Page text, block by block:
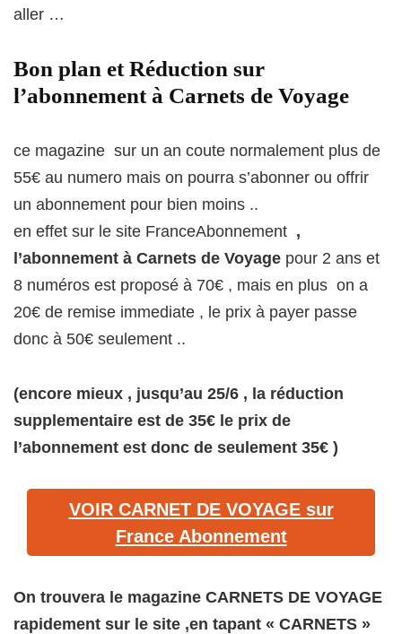
aller …
Bon plan et Réduction sur
l’abonnement à Carnets de Voyage
ce magazine sur un an coute normalement plus de
55€ au numero mais on pourra s’abonner ou offrir
un abonnement pour bien moins ..
en effet sur le site FranceAbonnement ,
l’abonnement à Carnets de Voyage pour 2 ans et
8 numéros est proposé à 70€ , mais en plus on a
20€ de remise immediate , le prix à payer passe
donc à 50€ seulement ..
(encore mieux , jusqu’au 25/6 , la réduction
supplementaire est de 35€ le prix de
l’abonnement est donc de seulement 35€ )
VOIR CARNET DE VOYAGE sur
France Abonnement
On trouvera le magazine CARNETS DE VOYAGE
rapidement sur le site ,en tapant « CARNETS »